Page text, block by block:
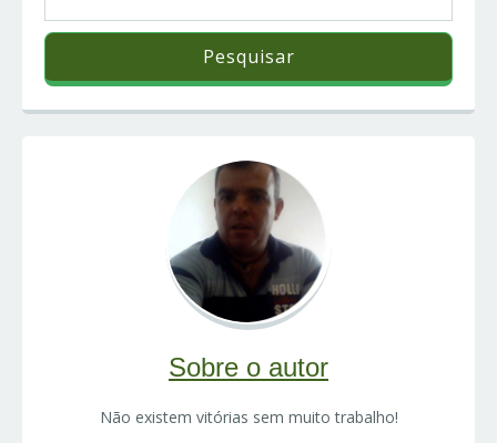
Sobre o autor
Não existem vitórias sem muito trabalho!